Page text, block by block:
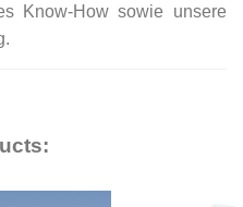
Know-How sowie unsere